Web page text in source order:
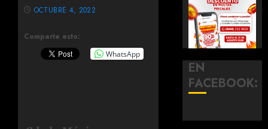
Comparte esto:
WhatsApp
OCTUBRE 4, 2022
EN
FACEBOOK: